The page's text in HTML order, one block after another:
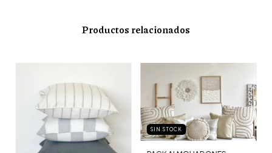
Productos relacionados
SIN STOCK